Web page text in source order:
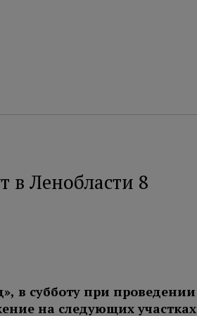
в Ленобласти 8
в субботу при проведении
на следующих участках